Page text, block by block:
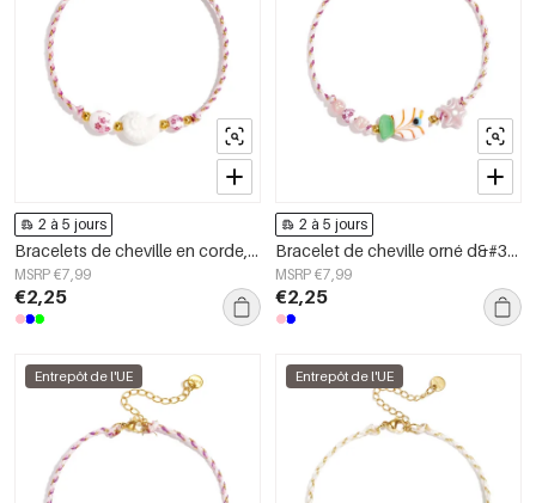
2 à 5 jours
Bracelets de cheville en corde, coquillages, collection vacances/plage romantique, bijoux pour femmes
MSRP €7,99
€2,25
2 à 5 jours
Bracelet de cheville orné d&#39;un motif de corde, de perles en forme de poisson et d&#39;étoile.
MSRP €7,99
€2,25
Entrepôt de l'UE Entrepôt de l'UE